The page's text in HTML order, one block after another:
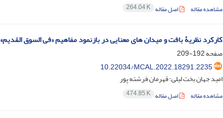
مشاهده مقاله اصل مقاله 264.04 K
کارکرد نظریۀ بافت و میدان های معنایی در بازنمود مفاهیم «فی السوق القدیم»
صفحه192-209
10.22034/MCAL.2022.18291.2235
امید جهان بخت لیلی؛ قهرمان فرشته پور
مشاهده مقاله اصل مقاله 474.85 K